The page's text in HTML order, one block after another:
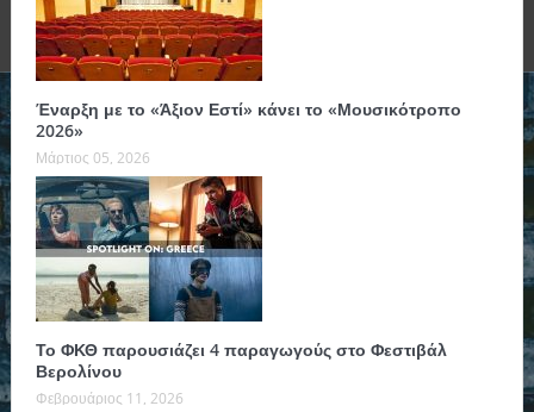
Έναρξη με το «Άξιον Εστί» κάνει το «Μουσικότροπο
2026»
Μάρτιος 05, 2026
Το ΦΚΘ παρουσιάζει 4 παραγωγούς στο Φεστιβάλ
Βερολίνου
Φεβρουάριος 11, 2026